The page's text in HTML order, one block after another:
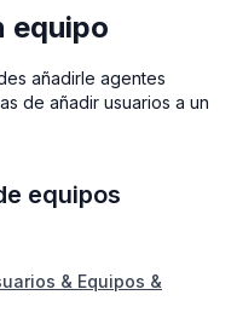
equipo
añadirle agentes
de añadir usuarios a un
equipos
& Equipos &